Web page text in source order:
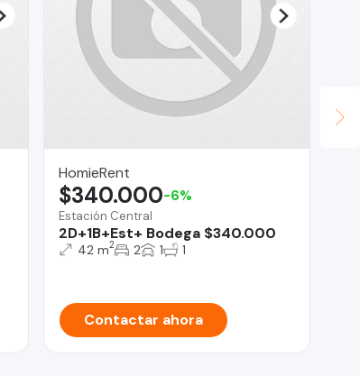
HomieRent
Estación Central
2D+1B+Est+ Bodega $340.000
$340.000-6%
42 m2 2 1 1
Contactar ahora